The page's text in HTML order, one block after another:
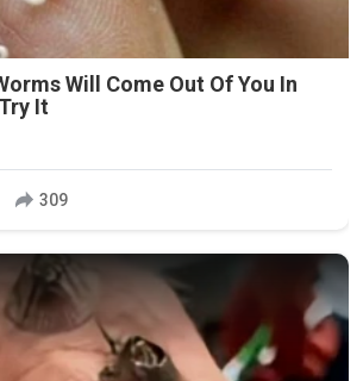
Will Come Out Of You In
It
309